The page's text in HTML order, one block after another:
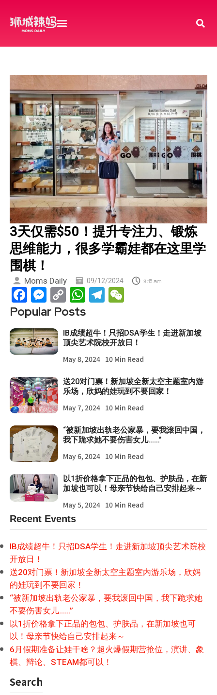
3天仅需$50！提升专注力、锻炼
思维能力，很多学霸娃都在这里学
围棋！
Moms Daily 09/12/2024 9:15 am
Facebook
Messenger
Copy
Link
WhatsApp
Telegram
Popular Posts
IB成绩超牛！只招DSA学生！走进新加坡
顶尖艺术院校开放日！
May 8, 2024 10 Min Read
送20对门票！新加坡全新太空主题室内游
乐场，欣妈的娃玩到不要回家！
May 7, 2024 10 Min Read
“被新加坡出轨老公家暴，要我滚回中国，
我下跪求她不要伤害女儿……”
May 6, 2024 10 Min Read
以1折价格拿下正品的包包、护肤品，在新
加坡也可以！母亲节快给自己安排起来～
May 5, 2024 10 Min Read
Recent Events
IB成绩超牛！只招DSA学生！走进新加坡顶尖艺术院校
开放日！
送20对门票！新加坡全新太空主题室内游乐场，欣妈
的娃玩到不要回家！
“被新加坡出轨老公家暴，要我滚回中国，我下跪求她
不要伤害女儿……”
以1折价格拿下正品的包包、护肤品，在新加坡也可
以！母亲节快给自己安排起来～
6月假期准备让娃干啥？超火爆假期营抢位，演讲、象
棋、辩论、STEAM都可以！
Search